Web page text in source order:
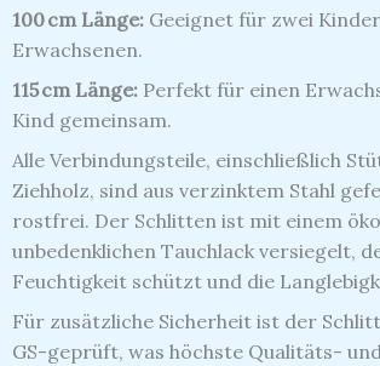
100 cm Länge: Geeignet für zwei
Erwachsenen.
115 cm Länge: Perfekt für einen
Kind gemeinsam.
Alle Verbindungsteile, einschließlich
Ziehholz, sind aus verzinktem Stahl
rostfrei. Der Schlitten ist mit einem
unbedenklichen Tauchlack versiegelt,
Feuchtigkeit schützt und die
Für zusätzliche Sicherheit ist der
GS-geprüft, was höchste Qualitäts-